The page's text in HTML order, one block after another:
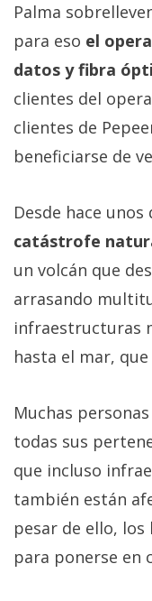
Profesional
+
Más
temas
Foros
Contacto
Sobre
nosotros
Publicidad
Cambiar
opciones
de
privacidad
Aviso
Palma
para eso el
datos y fibra
clientes del
clientes de
beneficiarse de
Desde hace
catástrofe
un volcán que
arrasando
infraestructuras
hasta el mar,
Muchas
todas sus
que incluso
también están
pesar de ello,
para ponerse en